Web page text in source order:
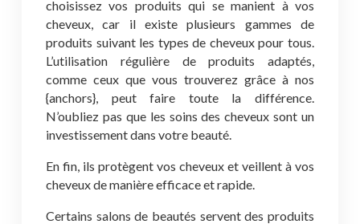
choisissez vos produits qui se manient à vos
cheveux, car il existe plusieurs gammes de
produits suivant les types de cheveux pour tous.
L’utilisation régulière de produits adaptés,
comme ceux que vous trouverez grâce à nos
{anchors}, peut faire toute la différence.
N’oubliez pas que les soins des cheveux sont un
investissement dans votre beauté.
En fin, ils protègent vos cheveux et veillent à vos
cheveux de manière efficace et rapide.
Certains salons de beautés servent des produits